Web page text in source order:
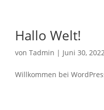
Hallo Welt!
von Tadmin | Juni 30,
Willkommen bei